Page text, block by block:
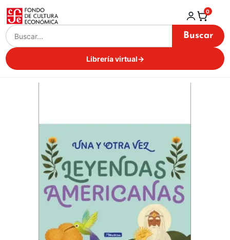
Buscar
Librería virtual→
0